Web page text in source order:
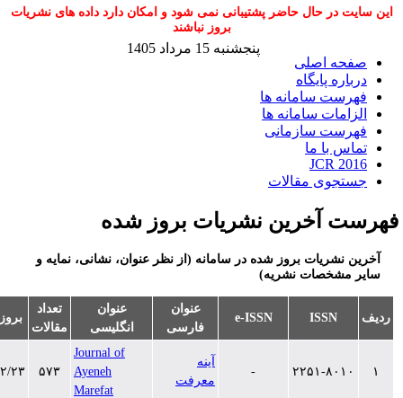
در حال حاضر پشتیبانی نمی شود و امکان دارد داده های نشریات
بروز نباشند
اصلی
پایگاه
سامانه ها
سامانه ها
سازمانی
با ما
JCR
مقالات
پنجشنبه 15 مرداد 1405
آخرین نشریات بروز شده
نشریات بروز شده در سامانه (از نظر عنوان، نشانی، نمایه و
مشخصات نشریه)
ISSN
e-ISSN
انگلیسی
تعداد
مقالات
بروزرسانی
۲۲۵۱-۸۰۱۰ -
Journal of
۵۷۳ ۱۳۹۹/۱۲/۲۳